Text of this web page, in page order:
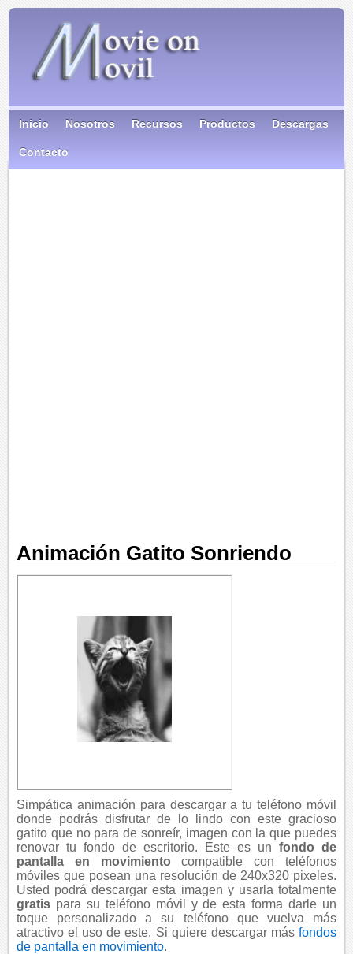
Inicio Nosotros Recursos Productos Descargas
Contacto
Animación Gatito Sonriendo
Simpática animación para descargar a tu teléfono móvil
donde podrás disfrutar de lo lindo con este gracioso
gatito que no para de sonreír, imagen con la que puedes
renovar tu fondo de escritorio. Este es un fondo de
pantalla en movimiento compatible con teléfonos
móviles que posean una resolución de 240x320 pixeles.
Usted podrá descargar esta imagen y usarla totalmente
gratis para su teléfono móvil y de esta forma darle un
toque personalizado a su teléfono que vuelva más
atractivo el uso de este. Si quiere descargar más fondos
de pantalla en movimiento.